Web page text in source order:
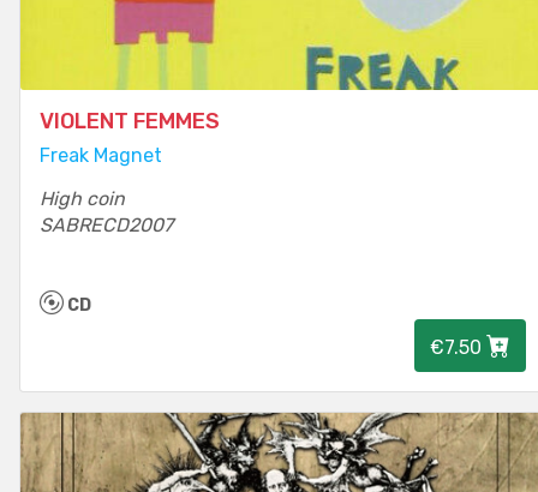
VIOLENT FEMMES
Freak Magnet
High coin
SABRECD2007
CD
€7.50